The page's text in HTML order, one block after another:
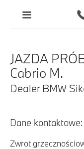
JAZDA
Cabrio M.
Dealer BMW
Dane kontaktowe:
Zwrot